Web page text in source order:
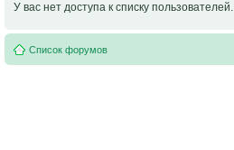
У вас нет доступа к списку пользователей.
Список форумов